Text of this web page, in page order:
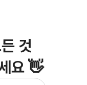
것
요 👋